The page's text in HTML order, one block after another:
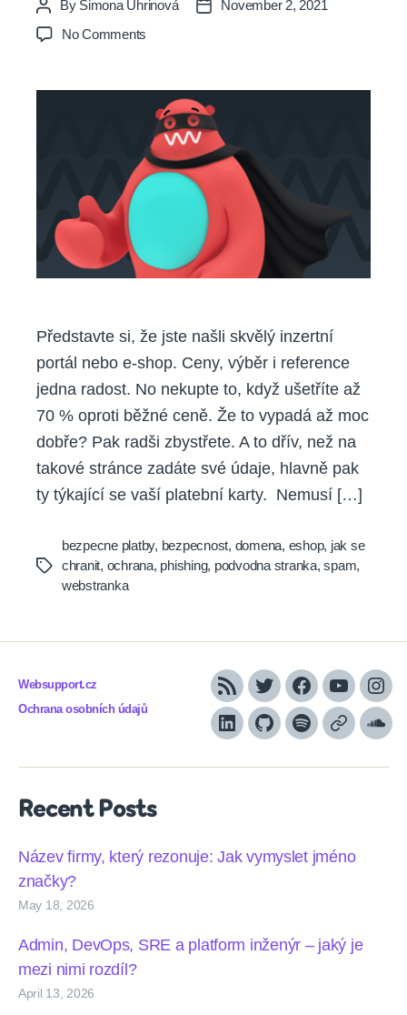
Post
author
By Simona Uhrinová
PostNovember 2, 2021
No Comments
první
pohled
poznat
podvodný
web
Představte si, že jste našli skvělý inzertní
portál nebo e-shop. Ceny, výběr i reference
jedna radost. No nekupte to, když ušetříte až
70 % oproti běžné ceně. Že to vypadá až moc
dobře? Pak radši zbystřete. A to dřív, než na
takové stránce zadáte své údaje, hlavně pak
ty týkající se vaší platební karty. Nemusí […]
Tags
bezpecne platby, bezpecnost, domena, eshop, jak se
chranit, ochrana, phishing, podvodna stranka,spam,
webstranka
Websupport.cz
Ochrana osobních údajů
RSS TwitterFacebook
YouTube
LinkedInGithubSpotifyApple
Recent Posts
Název firmy, který rezonuje: Jak vymyslet jméno
značky?
May 18, 2026
Admin, DevOps, SRE a platform inženýr – jaký je
mezi nimi rozdíl?
April 13, 2026